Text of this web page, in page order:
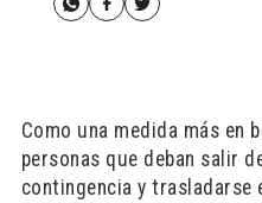
Como una medida más en
personas que deban salir
contingencia y trasladarse